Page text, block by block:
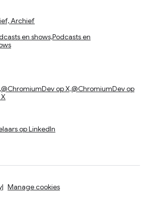
Archief
en shows,Podcasts en
op X,@ChromiumDev op
op LinkedIn
Manage cookies